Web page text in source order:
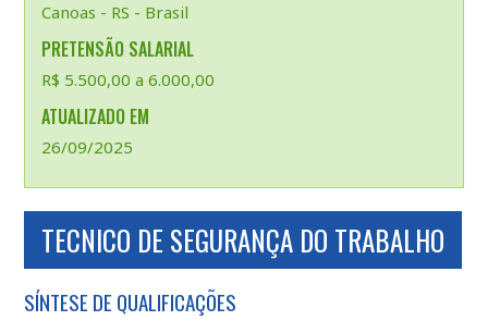
Canoas - RS - Brasil
PRETENSÃO SALARIAL
R$ 5.500,00 a 6.000,00
ATUALIZADO EM
26/09/2025
TECNICO DE SEGURANÇA DO TRABALHO
SÍNTESE DE QUALIFICAÇÕES